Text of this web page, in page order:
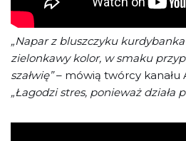
„Napar z bluszczyku
zielonkawy kolor, w smaku
szałwię”– mówią twórcy kanału
„Łagodzi stres, ponieważ działa